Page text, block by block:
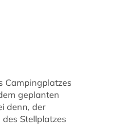
Campingplatzes
geplanten
denn, der
Stellplatzes